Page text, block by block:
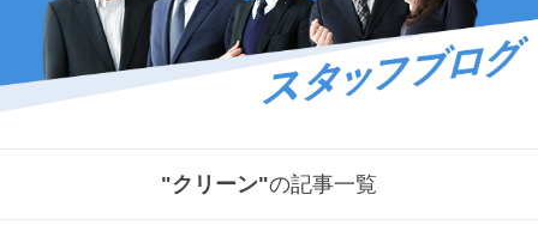
"クリーン"の記事一覧